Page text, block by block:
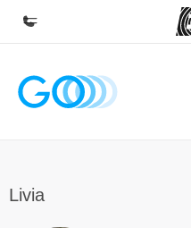
Hjem
Livia